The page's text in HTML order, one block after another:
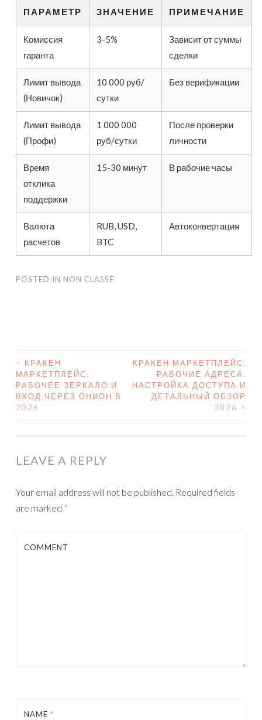
ПАРАМЕТР ЗНАЧЕНИЕ ПРИМЕЧАНИЕ
Комиссия
гаранта
3-5%
Зависит от суммы
сделки
Лимит вывода
(Новичок)
10 000 руб/
сутки
Без верификации
Лимит вывода
(Профи)
1 000 000
руб/сутки
После проверки
личности
Время
отклика
поддержки
15-30 минут В рабочие часы
Валюта
расчетов
RUB, USD,
BTC
Автоконвертация
POSTED IN NON CLASSÉ
POST NAVIGATION
<
КРАКЕН
МАРКЕТПЛЕЙС:
РАБОЧЕЕ ЗЕРКАЛО И
ВХОД ЧЕРЕЗ ОНИОН В
2026
КРАКЕН МАРКЕТПЛЕЙС:
РАБОЧИЕ АДРЕСА,
НАСТРОЙКА ДОСТУПА И
ДЕТАЛЬНЫЙ ОБЗОР
2026
>
LEAVE A REPLY
Your email address will not be published. Required fields
are marked *
COMMENT
NAME *